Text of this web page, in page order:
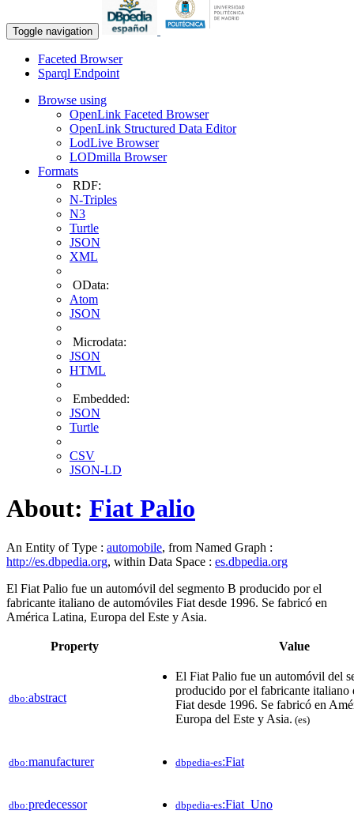
Toggle navigation
Faceted Browser
Sparql Endpoint
Browse using
OpenLink Faceted Browser
OpenLink Structured Data Editor
LodLive Browser
LODmilla Browser
Formats
RDF:
N-Triples
N3
Turtle
JSON
XML
OData:
Atom
JSON
Microdata:
JSON
HTML
Embedded:
JSON
Turtle
CSV
JSON-LD
About: Fiat Palio
An Entity of Type : automobile, from Named Graph :
http://es.dbpedia.org, within Data Space : es.dbpedia.org
El Fiat Palio fue un automóvil del segmento B producido por el
fabricante italiano de automóviles Fiat desde 1996. Se fabricó en
América Latina, Europa del Este y Asia.
Property Value
dbo:abstract
El Fiat Palio fue un automóvil del
producido por el fabricante italiano
Fiat desde 1996. Se fabricó en
Europa del Este y Asia. (es)
dbo:manufacturer dbpedia-es:Fiat
dbo:predecessor dbpedia-es:Fiat_Uno